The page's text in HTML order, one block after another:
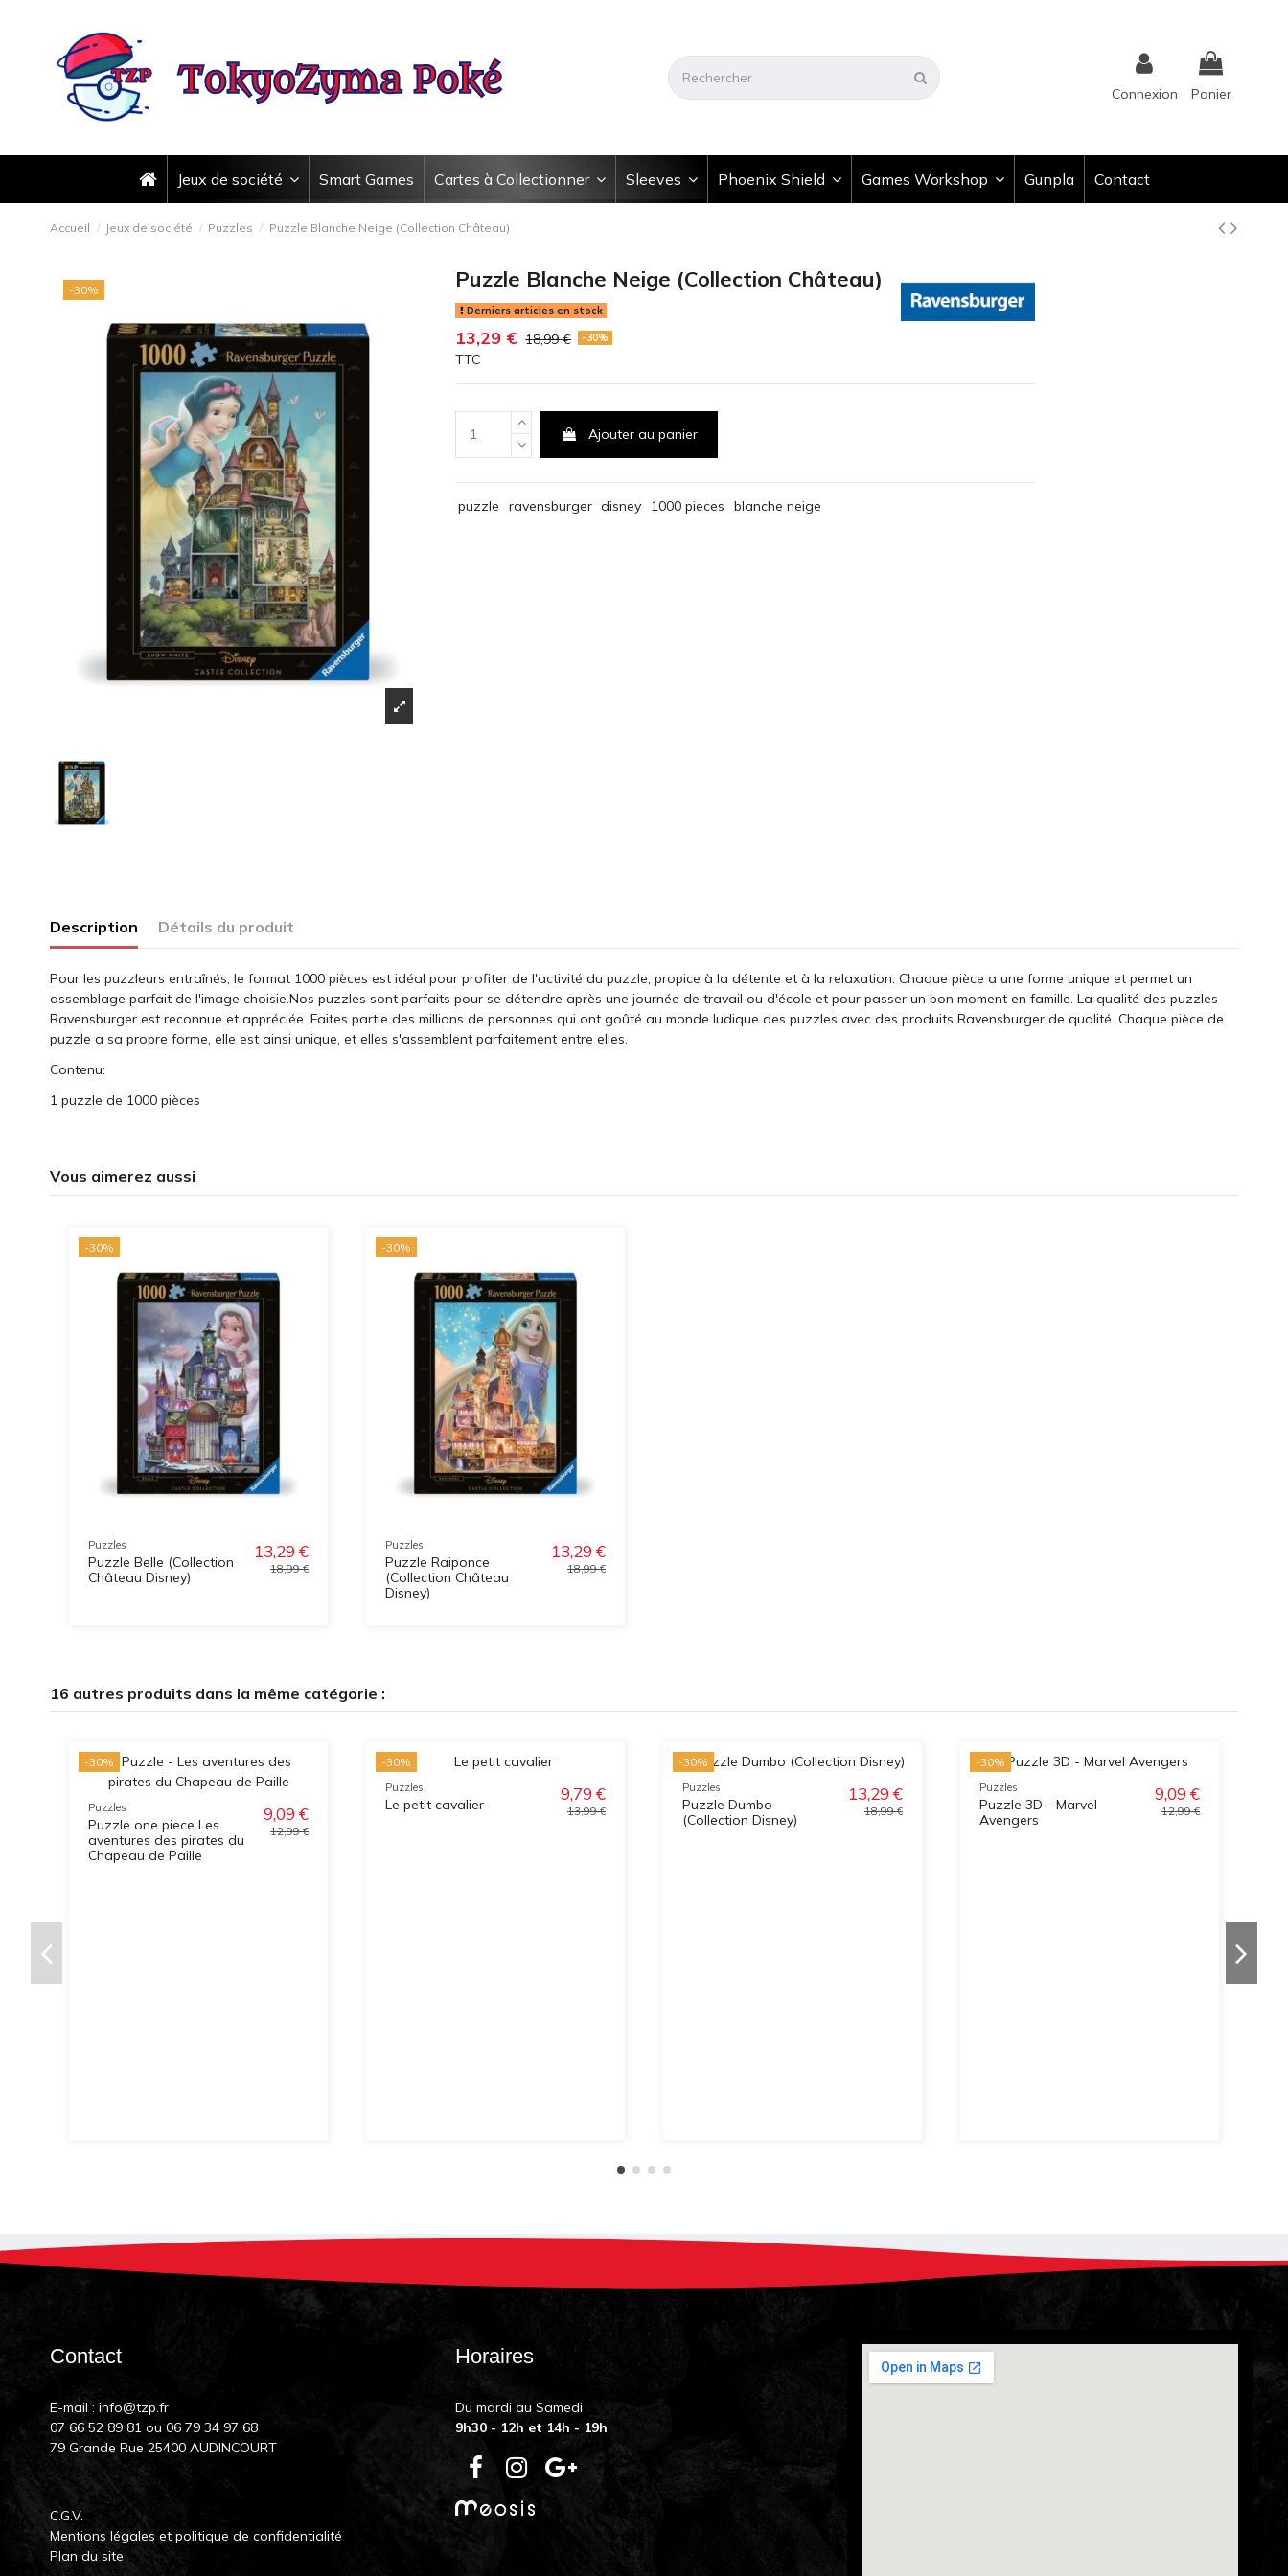
Connexion Panier
Jeux de société Smart Games Cartes à Collectionner Sleeves Phoenix Shield Games Workshop Gunpla Contact
Accueil Jeux de société Puzzles Puzzle Blanche Neige (Collection Château)
-30% Puzzle Blanche Neige (Collection Château)
Derniers articles en stock
13,29 € 18,99 € -30%
TTC
Ajouter au panier
puzzle ravensburger disney 1000 pieces blanche neige
Description Détails du produit
Pour les puzzleurs entraînés, le format 1000 pièces est idéal pour profiter de l'activité du puzzle, propice à la détente et à la relaxation. Chaque pièce a une forme unique et permet un
assemblage parfait de l'image choisie.Nos puzzles sont parfaits pour se détendre après une journée de travail ou d'école et pour passer un bon moment en famille. La qualité des puzzles
Ravensburger est reconnue et appréciée. Faites partie des millions de personnes qui ont goûté au monde ludique des puzzles avec des produits Ravensburger de qualité. Chaque pièce de
puzzle a sa propre forme, elle est ainsi unique, et elles s'assemblent parfaitement entre elles.
Contenu:
1 puzzle de 1000 pièces
Vous aimerez aussi
-30%
Puzzles
Puzzle Belle (Collection
Château Disney)
13,29 €
18,99 €
-30%
Puzzles
Puzzle Raiponce
(Collection Château
Disney)
13,29 €
18,99 €
16 autres produits dans la même catégorie :
-30%
Puzzles
Puzzle one piece Les
aventures des pirates du
Chapeau de Paille
9,09 €
12,99 €
-30%
Puzzles
Le petit cavalier
9,79 €
13,99 €
-30%
Puzzles
Puzzle Dumbo
(Collection Disney)
13,29 €
18,99 €
-30%
Puzzles
Puzzle 3D - Marvel
Avengers
9,09 €
12,99 €
Contact
E-mail : info@tzp.fr
07 66 52 89 81 ou 06 79 34 97 68
79 Grande Rue 25400 AUDINCOURT
C.G.V.
Mentions légales et politique de confidentialité
Plan du site
Horaires
Du mardi au Samedi
9h30 - 12h et 14h - 19h